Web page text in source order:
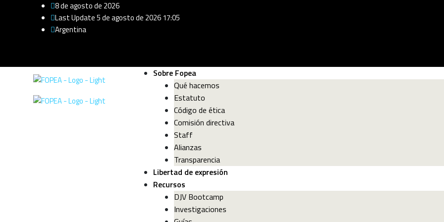
8 de agosto de 2026
Last Update 5 de agosto de 2026 17:05
Argentina
Sobre Fopea
Qué hacemos
Estatuto
Código de ética
Comisión directiva
Staff
Alianzas
Transparencia
Libertad de expresión
Recursos
DJV Bootcamp
Investigaciones